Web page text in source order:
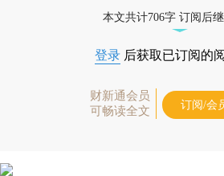
本文共计706字 订阅后
登录 后获取已订阅的
财新通会员
可畅读全文
订阅/会